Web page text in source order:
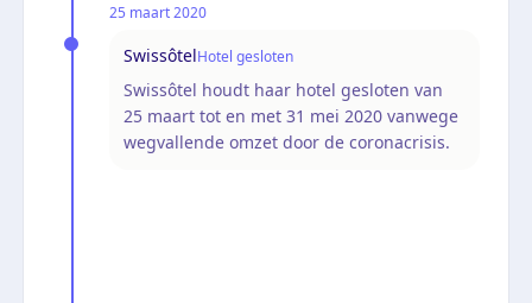
25 maart 2020
SwissôtelHotel gesloten
Swissôtel houdt haar hotel gesloten van
25 maart tot en met 31 mei 2020 vanwege
wegvallende omzet door de coronacrisis.